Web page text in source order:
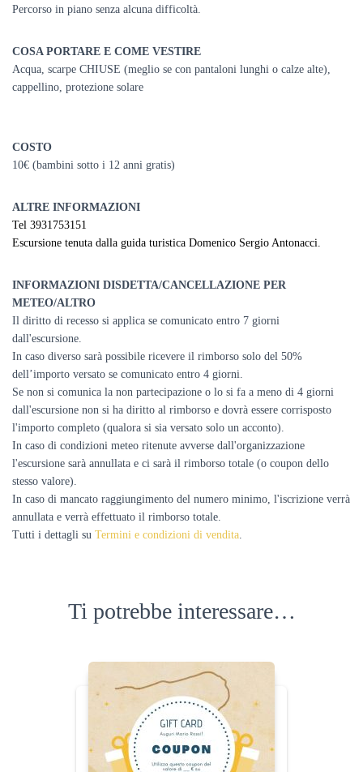
Percorso in piano senza alcuna difficoltà.
COSA PORTARE E COME VESTIRE
Acqua, scarpe CHIUSE (meglio se con pantaloni lunghi o calze alte),
cappellino, protezione solare
COSTO
10€ (bambini sotto i 12 anni gratis)
ALTRE INFORMAZIONI
Tel 3931753151
Escursione tenuta dalla guida turistica Domenico Sergio Antonacci.
INFORMAZIONI DISDETTA/CANCELLAZIONE PER
METEO/ALTRO
Il diritto di recesso si applica se comunicato entro 7 giorni
dall'escursione.
In caso diverso sarà possibile ricevere il rimborso solo del 50%
dell’importo versato se comunicato entro 4 giorni.
Se non si comunica la non partecipazione o lo si fa a meno di 4 giorni
dall'escursione non si ha diritto al rimborso e dovrà essere corrisposto
l'importo completo (qualora si sia versato solo un acconto).
In caso di condizioni meteo ritenute avverse dall'organizzazione
l'escursione sarà annullata e ci sarà il rimborso totale (o coupon dello
stesso valore).
In caso di mancato raggiungimento del numero minimo, l'iscrizione verrà
annullata e verrà effettuato il rimborso totale.
Tutti i dettagli su Termini e condizioni di vendita.
Ti potrebbe interessare…